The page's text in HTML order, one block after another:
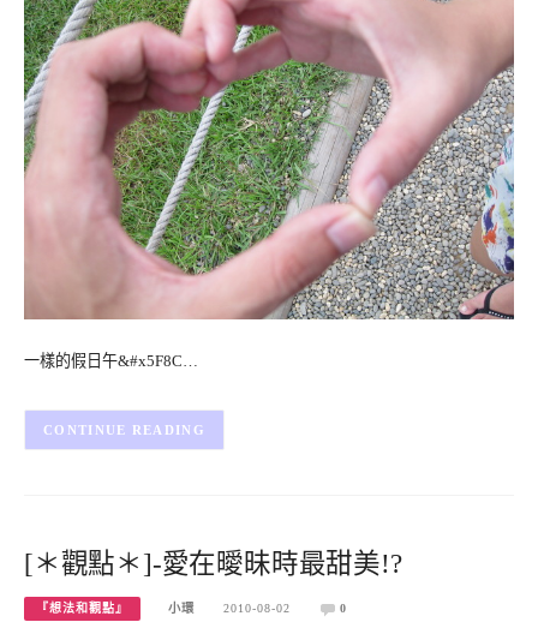
一樣的假日午&#x5F8C…
CONTINUE READING
[＊觀點＊]-愛在曖昧時最甜美!?
『想法和觀點』 小環 2010-08-02 0